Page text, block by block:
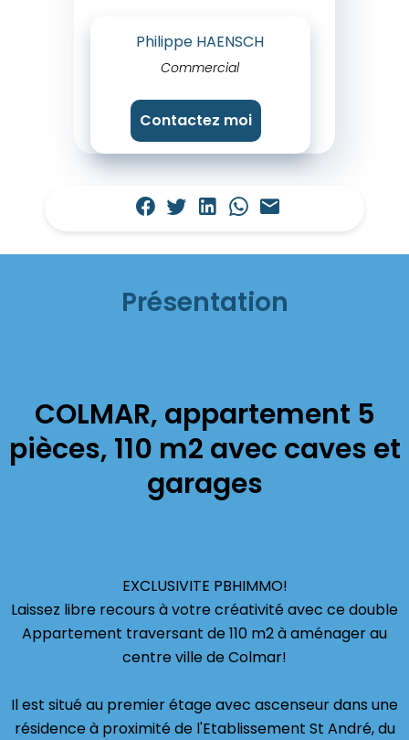
Philippe HAENSCH
Commercial
Contactez moi
Présentation
COLMAR, appartement 5
pièces, 110 m2 avec caves et
garages
EXCLUSIVITE PBHIMMO!
Laissez libre recours à votre créativité avec ce double
Appartement traversant de 110 m2 à aménager au
centre ville de Colmar!
Il est situé au premier étage avec ascenseur dans une
résidence à proximité de l'Etablissement St André, du